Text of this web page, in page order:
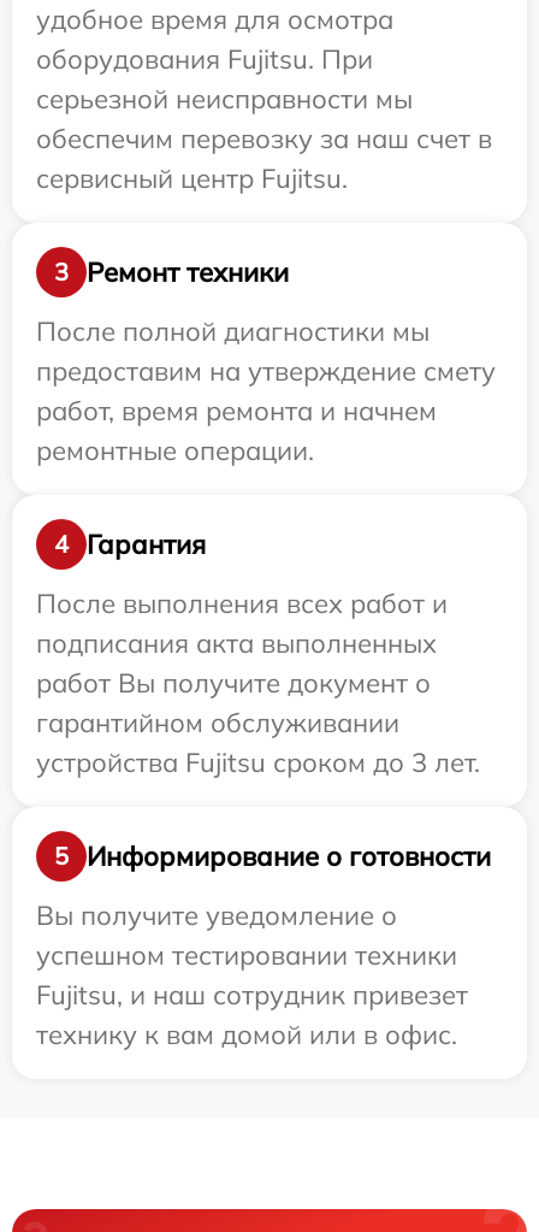
удобное время для осмотра
оборудования Fujitsu. При
серьезной неисправности мы
обеспечим перевозку за наш счет в
сервисный центр Fujitsu.
3
Ремонт техники
После полной диагностики мы
предоставим на утверждение смету
работ, время ремонта и начнем
ремонтные операции.
4
Гарантия
После выполнения всех работ и
подписания акта выполненных
работ Вы получите документ о
гарантийном обслуживании
устройства Fujitsu сроком до 3 лет.
5
Информирование о готовности
Вы получите уведомление о
успешном тестировании техники
Fujitsu, и наш сотрудник привезет
технику к вам домой или в офис.